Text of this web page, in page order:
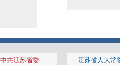
中共江苏省委 江苏省人大常